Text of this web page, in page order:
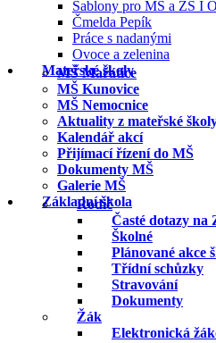
Šablony pro MŠ a ZŠ I
Čmelda Pepík
Práce s nadanými
Ovoce a zelenina
Mateřské školy
MŠ Mařatice
MŠ Kunovice
MŠ Nemocnice
Aktuality z mateřské
Kalendář akcí
Přijímací řízení do MŠ
Dokumenty MŠ
Galerie MŠ
Základní škola
Rodič
Časté dotazy na
Školné
Plánované akce
Třídní schůzky
Stravování
Dokumenty
Žák
Elektronická